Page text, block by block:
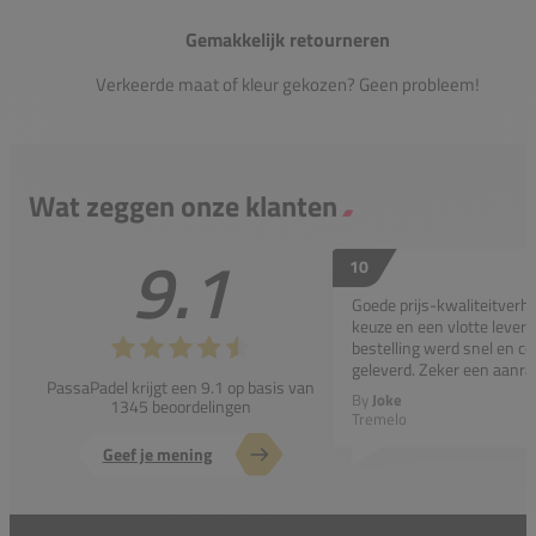
Gemakkelijk retourneren
Verkeerde maat of kleur gekozen? Geen probleem!
Wat zeggen onze klanten
9.1
PassaPadel krijgt een 9.1 op basis van
1345 beoordelingen
Geef je mening
10
Goede prijs-
keuze en een vlotte
bestelling werd snel en
geleverd. Zeker een
By Joke
Tremelo